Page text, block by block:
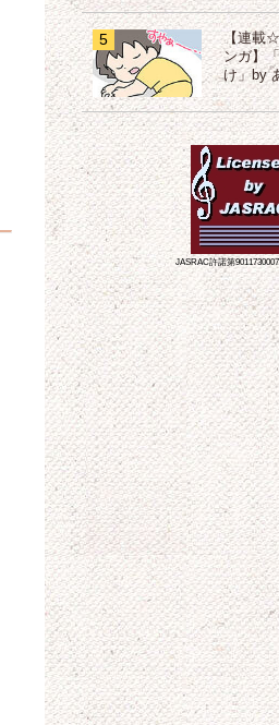
5
【連載
ンガ】
け」by
JASRAC許諾第